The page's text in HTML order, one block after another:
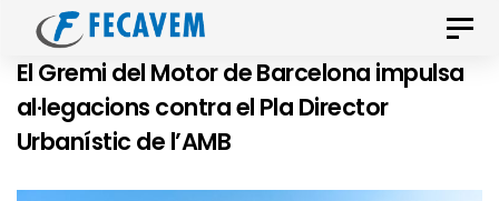
Skip
links
primary
navigation
Skip
Toggle
El Gremi del Motor de Barcelona impulsa
al·legacions contra el Pla Director
Urbanístic de l’AMB